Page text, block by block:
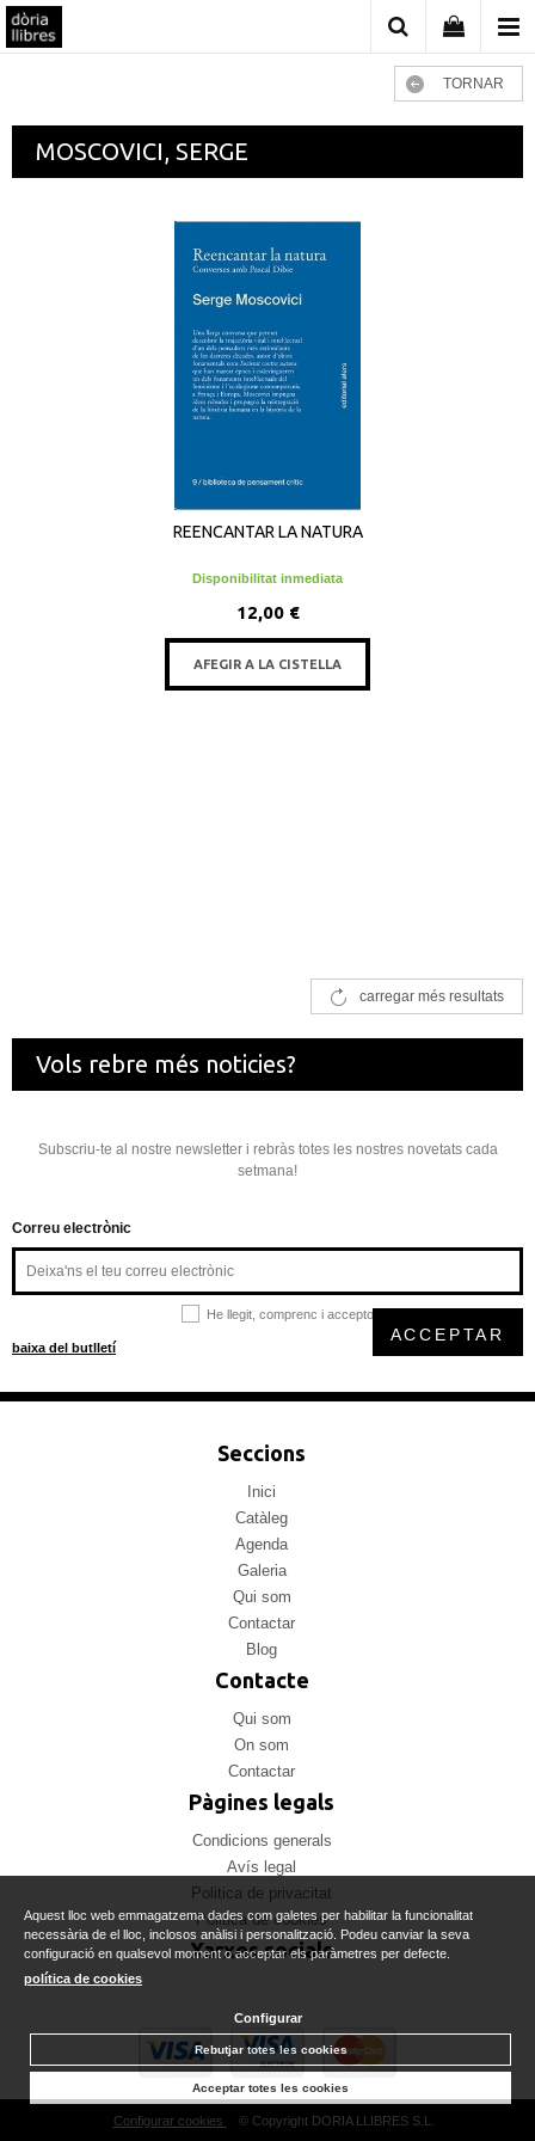
TORNAR
MOSCOVICI, SERGE
REENCANTAR LA NATURA
Disponibilitat inmediata
12,00 €
AFEGIR A LA CISTELLA
carregar més resultats
Vols rebre més noticies?
Subscriu-te al nostre newsletter i rebràs totes les nostres novetats cada
setmana!
Correu electrònic
He llegit, comprenc i accepto la
baixa del butlletí
ACCEPTAR
Seccions
Inici
Catàleg
Agenda
Galeria
Qui som
Contactar
Blog
Contacte
Qui som
On som
Contactar
Pàgines legals
Condicions generals
Avís legal
Politica de privacitat
Politica de cookies
Xarxes socials
Configurar cookies © Copyright DORIA LLIBRES S.L.
Aquest lloc web emmagatzema dades com galetes per habilitar la funcionalitat
necessària de el lloc, inclosos anàlisi i personalització. Podeu canviar la seva
configuració en qualsevol moment o acceptar els paràmetres per defecte.
política de cookies
Configurar
Rebutjar totes les cookies
Acceptar totes les cookies